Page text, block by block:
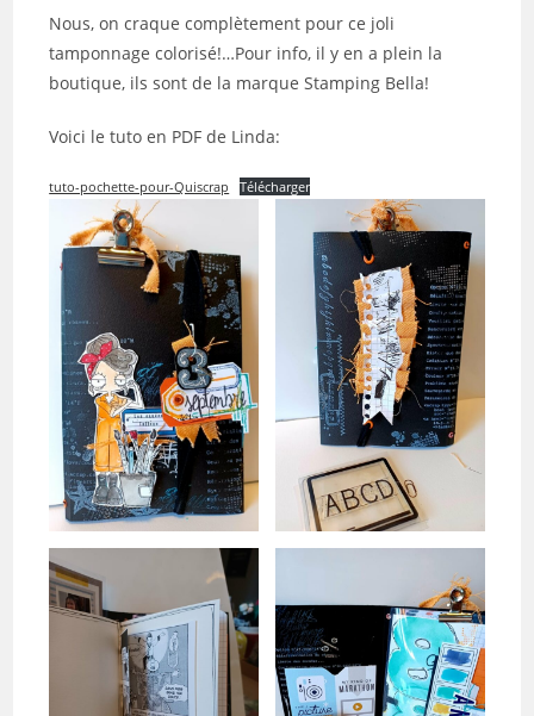
Nous, on craque complètement pour ce joli
tamponnage colorisé!…Pour info, il y en a plein la
boutique, ils sont de la marque Stamping Bella!
Voici le tuto en PDF de Linda:
tuto-pochette-pour-Quiscrap Télécharger